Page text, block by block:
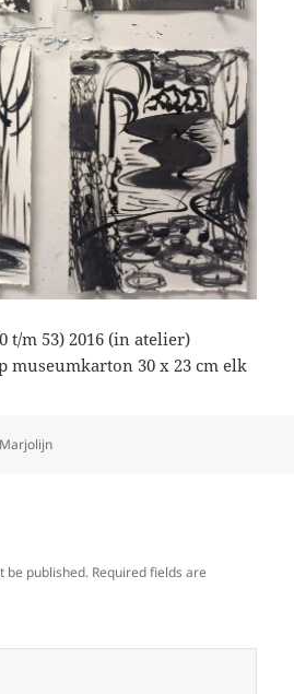
t/m 53) 2016 (in atelier)
30 x 23 cm elk
Author
Marjolijn
be published. Required fields are